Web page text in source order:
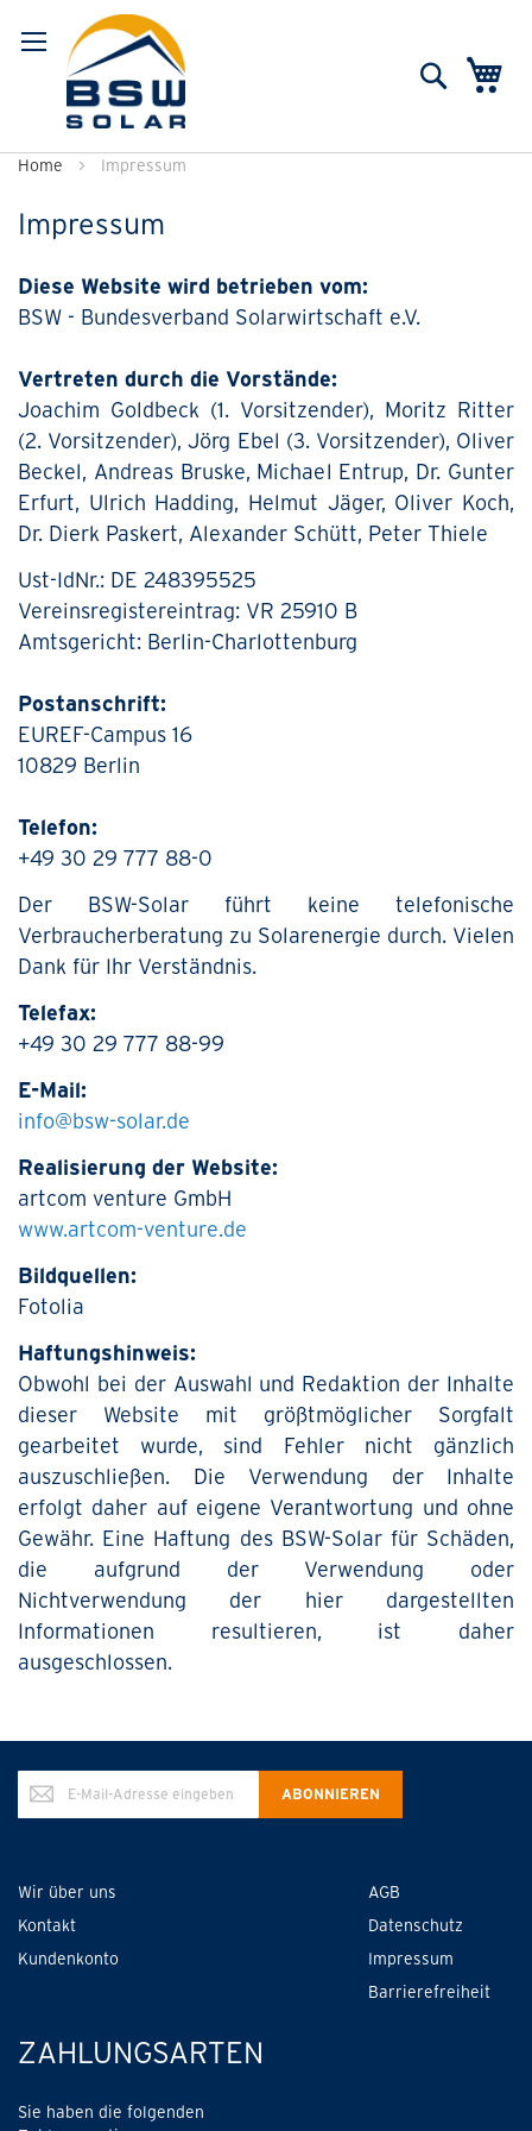
Suche
Home Impressum
Impressum
Diese Website wird betrieben vom:
BSW - Bundesverband Solarwirtschaft e.V.
Vertreten durch die Vorstände:
Joachim Goldbeck (1. Vorsitzender), Moritz Ritter
(2. Vorsitzender), Jörg Ebel (3. Vorsitzender), Oliver
Beckel, Andreas Bruske, Michael Entrup, Dr. Gunter
Erfurt, Ulrich Hadding, Helmut Jäger, Oliver Koch,
Dr. Dierk Paskert, Alexander Schütt, Peter Thiele
Ust-IdNr.: DE 248395525
Vereinsregistereintrag: VR 25910 B
Amtsgericht: Berlin-Charlottenburg
Postanschrift:
EUREF-Campus 16
10829 Berlin
Telefon:
+49 30 29 777 88-0
Der BSW-Solar führt keine telefonische
Verbraucherberatung zu Solarenergie durch. Vielen
Dank für Ihr Verständnis.
Telefax:
+49 30 29 777 88-99
E-Mail:
info@bsw-solar.de
Realisierung der Website:
artcom venture GmbH
www.artcom-venture.de
Bildquellen:
Fotolia
Haftungshinweis:
Obwohl bei der Auswahl und Redaktion der Inhalte
dieser Website mit größtmöglicher Sorgfalt
gearbeitet wurde, sind Fehler nicht gänzlich
auszuschließen. Die Verwendung der Inhalte
erfolgt daher auf eigene Verantwortung und ohne
Gewähr. Eine Haftung des BSW-Solar für Schäden,
die aufgrund der Verwendung oder
Nichtverwendung der hier dargestellten
Informationen resultieren, ist daher
ausgeschlossen.
Annmeldung
zum
ABONNIEREN
Wir über uns
Kontakt
Kundenkonto
AGB
Datenschutz
Impressum
Barrierefreiheit
ZAHLUNGSARTEN
Sie haben die folgenden